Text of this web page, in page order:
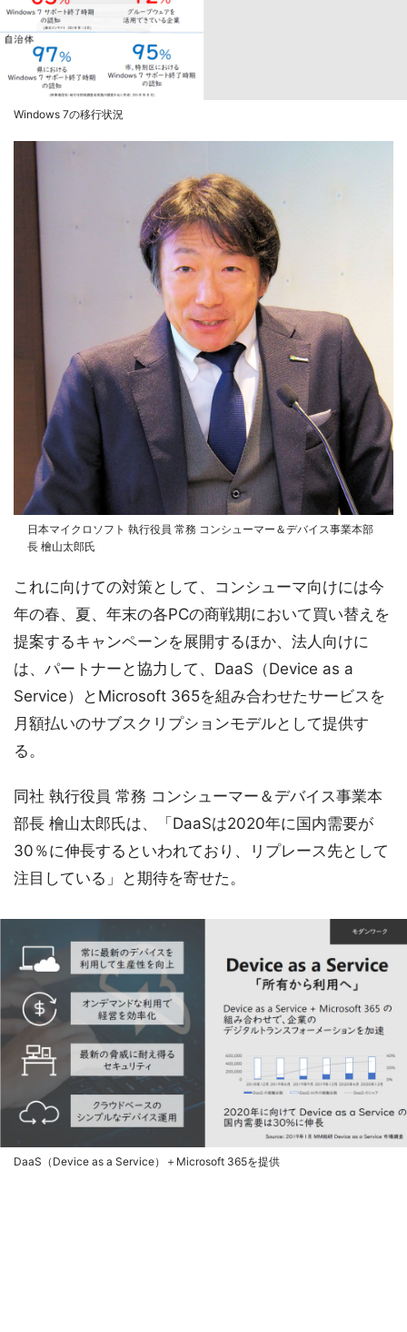
Windows 7の移行状況
日本マイクロソフト 執行役員 常務 コンシューマー＆デバイス事業本部
長 檜山太郎氏
これに向けての対策として、コンシューマ向けには今
年の春、夏、年末の各PCの商戦期において買い替えを
提案するキャンペーンを展開するほか、法人向けに
は、パートナーと協力して、DaaS（Device as a
Service）とMicrosoft 365を組み合わせたサービスを
月額払いのサブスクリプションモデルとして提供す
る。
同社 執行役員 常務 コンシューマー＆デバイス事業本
部長 檜山太郎氏は、「DaaSは2020年に国内需要が
30％に伸長するといわれており、リプレース先として
注目している」と期待を寄せた。
DaaS（Device as a Service）＋Microsoft 365を提供